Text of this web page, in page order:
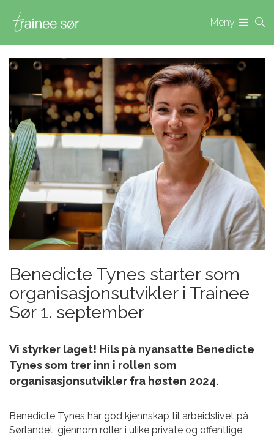
Meny
Benedicte Tynes starter som
organisasjonsutvikler i Trainee
Sør 1. september
Vi styrker laget! Hils på nyansatte Benedicte
Tynes som trer inn i rollen som
organisasjonsutvikler fra høsten 2024.
Benedicte Tynes har god kjennskap til arbeidslivet på
Sørlandet, gjennom roller i ulike private og offentlige